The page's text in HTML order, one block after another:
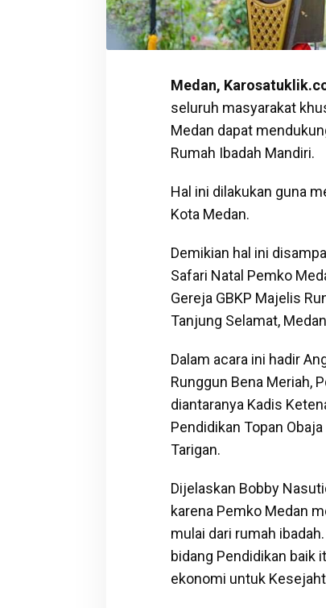
Medan,
seluruh masyarakat
Medan dapat
Rumah Ibadah Mandiri.
Hal ini dilakukan guna
Kota Medan.
Demikian hal ini
Safari Natal Pemko
Gereja GBKP Majelis
Tanjung Selamat,
Dalam acara ini hadir
Runggun Bena Meriah,
diantaranya Kadis
Pendidikan Topan
Tarigan.
Dijelaskan Bobby
karena Pemko Medan
mulai dari rumah
bidang Pendidikan baik
ekonomi untuk